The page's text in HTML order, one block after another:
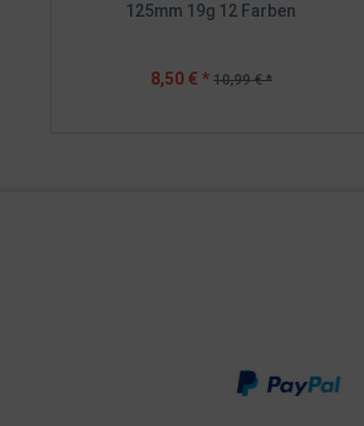
125mm 19g 12 Farben
8,50 € * 10,99 € *